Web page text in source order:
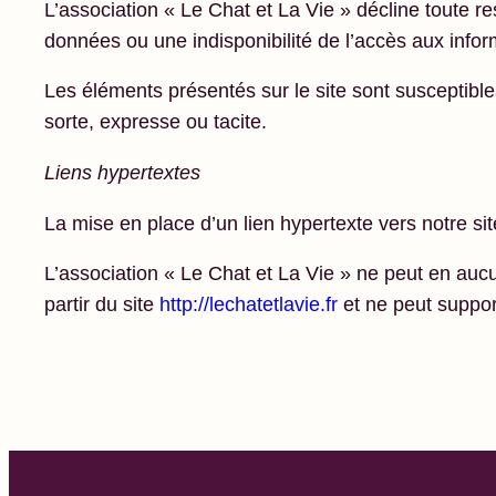
L’association « Le Chat et La Vie » décline toute
données ou une indisponibilité de l’accès aux
Les éléments présentés sur le site sont
sorte, expresse ou tacite.
Liens hypertextes
La mise en place d’un lien hypertexte vers notre
L’association « Le Chat et La Vie » ne peut en
partir du site http://lechatetlavie.fr et ne peut